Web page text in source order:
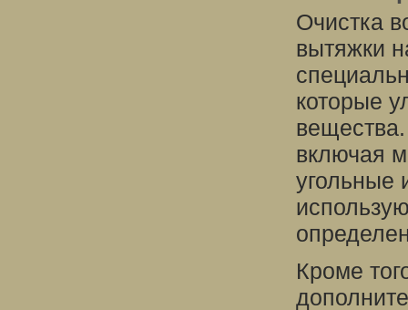
Очистка
вытяжки
которые
включая
угольные
Кроме